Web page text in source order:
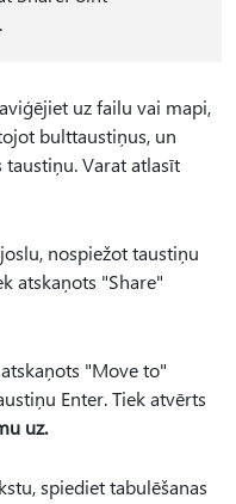
uz failu vai mapi,
bulttaustiņus, un
taustiņu. Varat atlasīt
nospiežot taustiņu
atskaņots "Share"
"Move to"
Enter. Tiek atvērts
uz.
spiediet tabulēšanas